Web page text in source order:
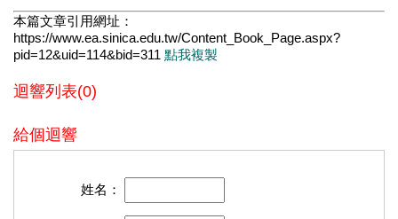
本篇文章引用網址：
https://www.ea.sinica.edu.tw/Content_Book_Page.aspx?
pid=12&uid=114&bid=311 點我複製
迴響列表(0)
給個迴響
姓名：